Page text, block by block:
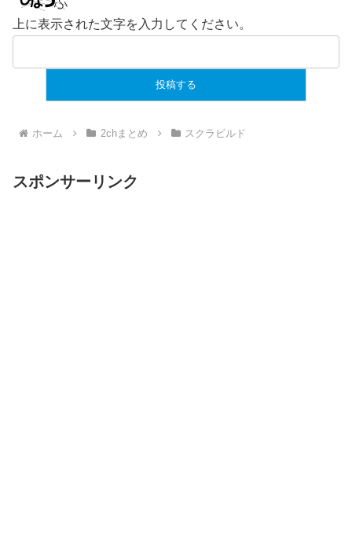
上に表示された文字を入力してください。
ホーム 2chまとめ スクラビルド
スポンサーリンク